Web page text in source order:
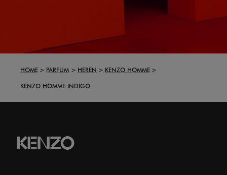
HOME PARFUM HEREN
KENZO HOMME
KENZO HOMME INDIGO